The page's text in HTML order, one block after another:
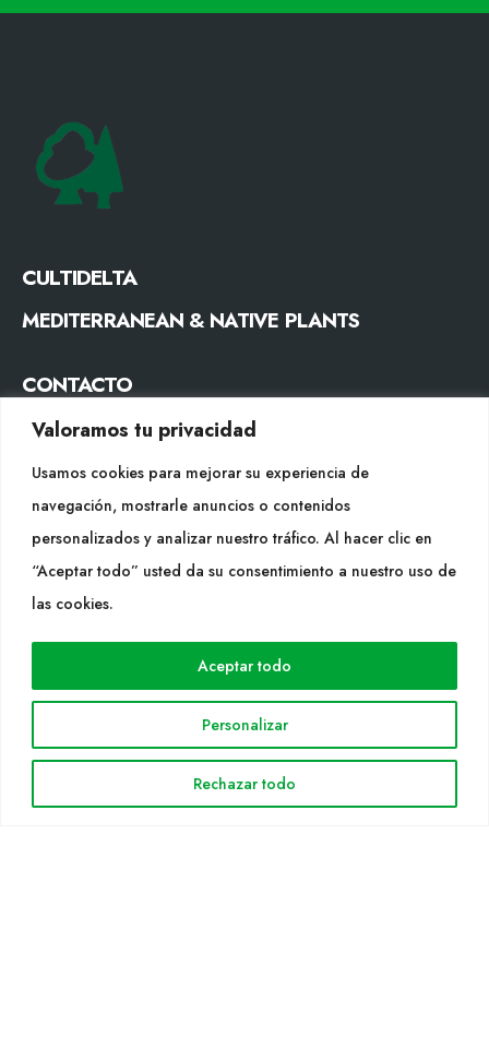
Valoramos tu privacidad
Usamos cookies para mejorar su experiencia de
navegación, mostrarle anuncios o contenidos
personalizados y analizar nuestro tráfico. Al hacer clic en
“Aceptar todo” usted da su consentimiento a nuestro uso de
las cookies.
Personalizar
Rechazar todo
Aceptar todo
CULTIDELTA
MEDITERRANEAN & NATIVE PLANTS
CONTACTO
Tel. +34 977053013
SÍGUENOS
WEB
Cultidelta
Solicitud Catálogo